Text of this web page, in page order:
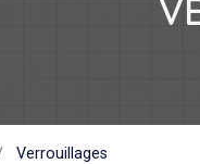
Verrouillages